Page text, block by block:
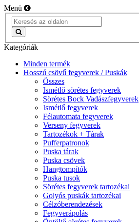
Menü
Kategóriák
Minden termék
Hosszú csövű fegyverek / Puskák
Összes
Ismétlő sörétes fegyverek
Sörétes Bock Vadászfegyverek
Ismétlő fegyverek
Félautomata fegyverek
Verseny fegyverek
Tartozékok + Tárak
Pufferpatronok
Puska tárak
Puska csövek
Hangtompítók
Puska tusok
Sörétes fegyverek tartozékai
Golyós puskák tartozékai
Célzóberendezések
Fegyverápolás